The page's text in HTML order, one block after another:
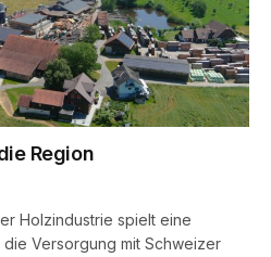
Region
Holzindustrie spielt eine
Versorgung mit Schweizer